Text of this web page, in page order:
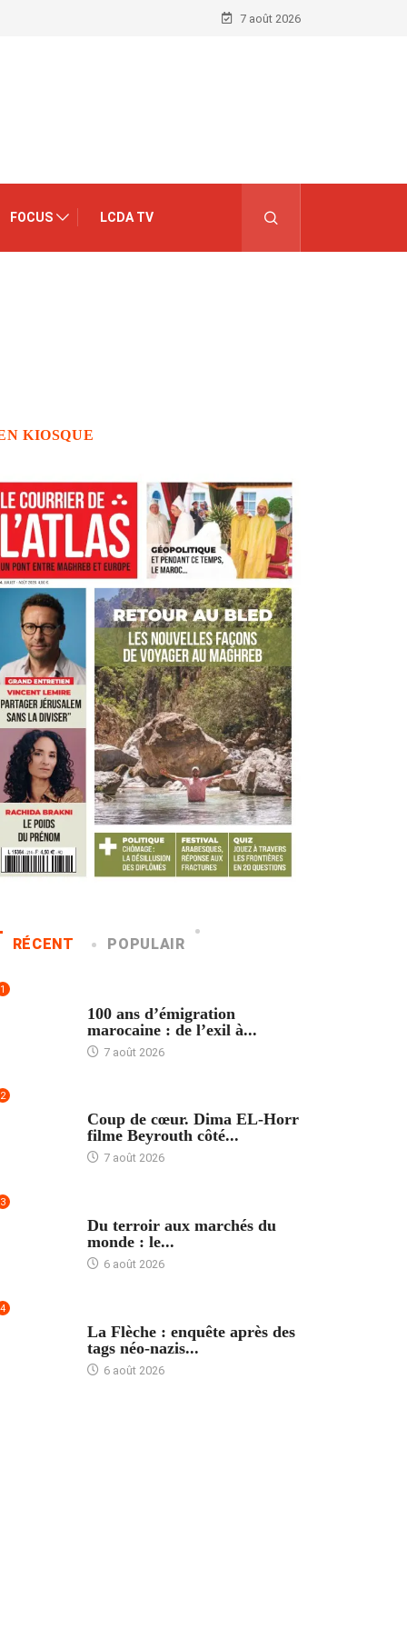
7 août 2026
FOCUS LCDA TV
KIOSQUE
RÉCENT POPULAIR
1
100 ans d’émigration
marocaine : de l’exil à...
7 août 2026
2
Coup de cœur. Dima EL-Horr
filme Beyrouth côté...
7 août 2026
3
Du terroir aux marchés du
monde : le...
6 août 2026
4
La Flèche : enquête après des
tags néo-nazis...
6 août 2026